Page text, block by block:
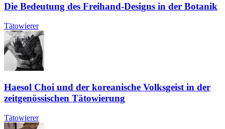
Die Bedeutung des Freihand-Designs in der Botanik
Tätowierer
Haesol Choi und der koreanische Volksgeist in der
zeitgenössischen Tätowierung
Tätowierer